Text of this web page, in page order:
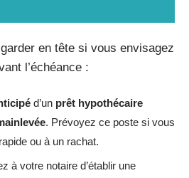
en tête si vous envisagez
l’échéance :
d’un prêt hypothécaire
. Prévoyez ce poste si vous
ou à un rachat.
à votre notaire d’établir une